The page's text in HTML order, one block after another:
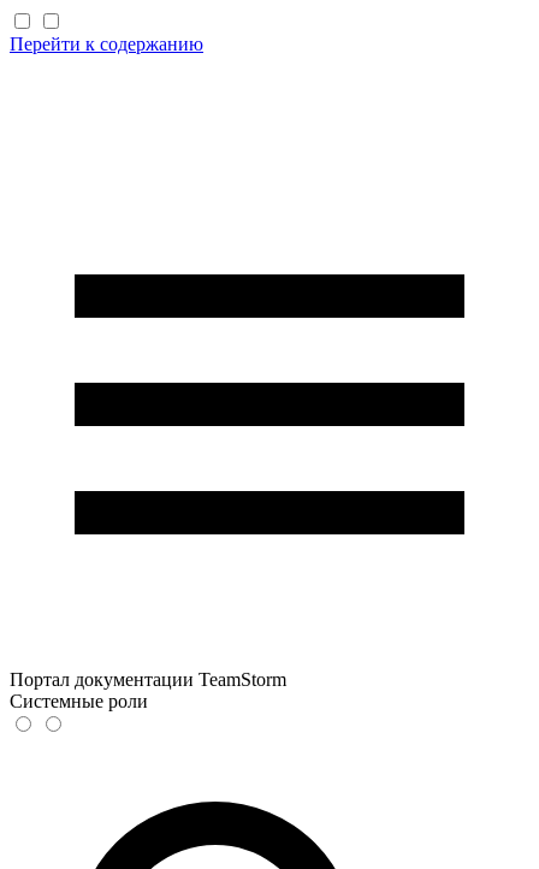
Перейти к содержанию
Портал документации TeamStorm
Системные роли